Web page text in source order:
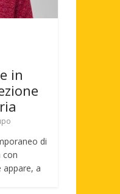
in
di
con
appare, a